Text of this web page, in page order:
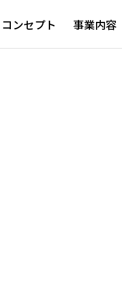
コンセプト 事業内容